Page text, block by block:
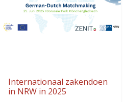
Internationaal zakendoen
in NRW in 2025